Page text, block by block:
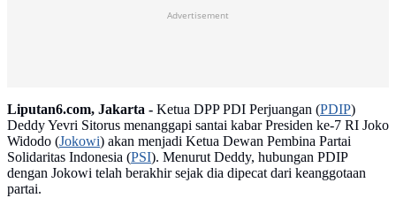
Advertisement
Liputan6.com, Jakarta - Ketua DPP PDI Perjuangan (PDIP)
Deddy Yevri Sitorus menanggapi santai kabar Presiden ke-7 RI Joko
Widodo (Jokowi) akan menjadi Ketua Dewan Pembina Partai
Solidaritas Indonesia (PSI). Menurut Deddy, hubungan PDIP
dengan Jokowi telah berakhir sejak dia dipecat dari keanggotaan
partai.